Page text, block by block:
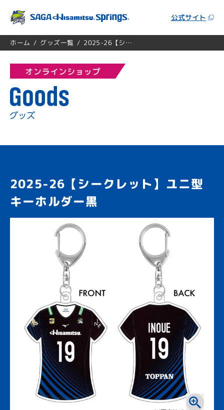
公式サイト
ホーム / グッズ一覧 / 2025-26【シークレット】ユニ型キーホルダー黒
2025-26【シークレット】ユニ型
キーホルダー黒